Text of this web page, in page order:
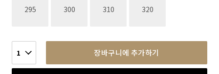
295재고없음 300재고없음 310재고없음 320재고없음
1 장바구니에 추가하기